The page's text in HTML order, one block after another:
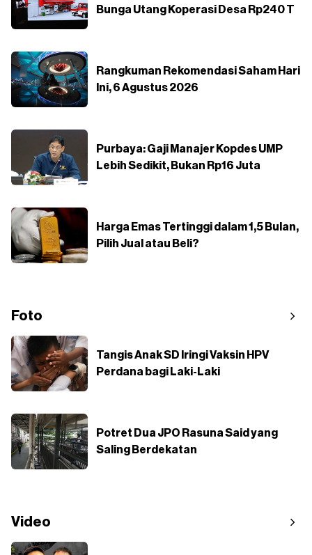
Bunga Utang Koperasi Desa Rp240 T
Rangkuman Rekomendasi Saham Hari
Ini, 6 Agustus 2026
Purbaya: Gaji Manajer Kopdes UMP
Lebih Sedikit, Bukan Rp16 Juta
Harga Emas Tertinggi dalam 1,5 Bulan,
Pilih Jual atau Beli?
Foto
Tangis Anak SD Iringi Vaksin HPV
Perdana bagi Laki-Laki
Potret Dua JPO Rasuna Said yang
Saling Berdekatan
Video